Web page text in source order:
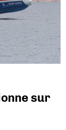
sur